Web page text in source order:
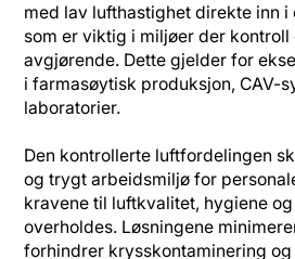
med lav lufthastighet direkte inn i
som er viktig i miljøer der kontroll
avgjørende. Dette gjelder for
i farmasøytisk produksjon, CAV-
laboratorier.
Den kontrollerte luftfordelingen
og trygt arbeidsmiljø for
kravene til luftkvalitet, hygiene
overholdes. Løsningene
forhindrer krysskontaminering